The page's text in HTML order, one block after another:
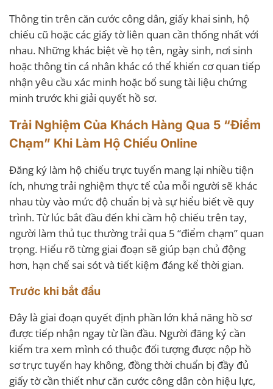
Thông tin trên căn cước công dân, giấy khai sinh, hộ
chiếu cũ hoặc các giấy tờ liên quan cần thống nhất với
nhau. Những khác biệt về họ tên, ngày sinh, nơi sinh
hoặc thông tin cá nhân khác có thể khiến cơ quan tiếp
nhận yêu cầu xác minh hoặc bổ sung tài liệu chứng
minh trước khi giải quyết hồ sơ.
Trải Nghiệm Của Khách Hàng Qua 5 “Điểm
Chạm” Khi Làm Hộ Chiếu Online
Đăng ký làm hộ chiếu trực tuyến mang lại nhiều tiện
ích, nhưng trải nghiệm thực tế của mỗi người sẽ khác
nhau tùy vào mức độ chuẩn bị và sự hiểu biết về quy
trình. Từ lúc bắt đầu đến khi cầm hộ chiếu trên tay,
người làm thủ tục thường trải qua 5 “điểm chạm” quan
trọng. Hiểu rõ từng giai đoạn sẽ giúp bạn chủ động
hơn, hạn chế sai sót và tiết kiệm đáng kể thời gian.
Trước khi bắt đầu
Đây là giai đoạn quyết định phần lớn khả năng hồ sơ
được tiếp nhận ngay từ lần đầu. Người đăng ký cần
kiểm tra xem mình có thuộc đối tượng được nộp hồ
sơ trực tuyến hay không, đồng thời chuẩn bị đầy đủ
giấy tờ cần thiết như căn cước công dân còn hiệu lực,